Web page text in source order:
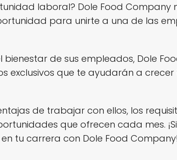
laboral? Dole Food Company
para unirte a una de las
de sus empleados, Dole
exclusivos que te ayudarán a
de trabajar con ellos, los
que ofrecen cada mes.
tu carrera con Dole Food Company!